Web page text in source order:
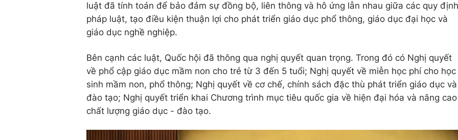
luật đã tính toán để bảo đảm sự đồng bộ, liên thông và hô ứng lẫn nhau giữa các quy định
pháp luật, tạo điều kiện thuận lợi cho phát triển giáo dục phổ thông, giáo dục đại học và
giáo dục nghề nghiệp.
Bên cạnh các luật, Quốc hội đã thông qua nghị quyết quan trọng. Trong đó có Nghị quyết
về phổ cập giáo dục mầm non cho trẻ từ 3 đến 5 tuổi; Nghị quyết về miễn học phí cho học
sinh mầm non, phổ thông; Nghị quyết về cơ chế, chính sách đặc thù phát triển giáo dục và
đào tạo; Nghị quyết triển khai Chương trình mục tiêu quốc gia về hiện đại hóa và nâng cao
chất lượng giáo dục - đào tạo.